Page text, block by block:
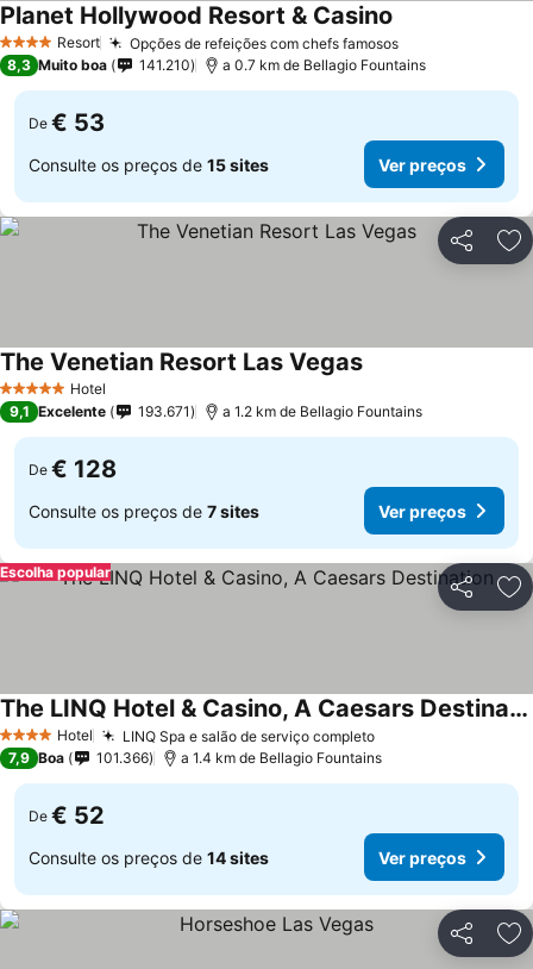
4 EstrelasResort Opções de refeições com chefs famosos
Planet Hollywood Resort & Casino
8,3 Muito boa 141.210 a 0.7 km de Bellagio Fountains
De € 53
Consulte os preços de 15 sites Ver preços
Partilhar
5 Estrelas Hotel
The Venetian Resort Las Vegas
9,1 Excelente 193.671 a 1.2 km de Bellagio Fountains
De € 128
Consulte os preços de 7 sites Ver preços
Partilhar
Escolha popular
4 EstrelasHotel LINQ Spa e salão de serviço completo
The LINQ Hotel & Casino, A Caesars Destination
7,9 Boa 101.366 a 1.4 km de Bellagio Fountains
De € 52
Consulte os preços de 14 sites Ver preços
Partilhar